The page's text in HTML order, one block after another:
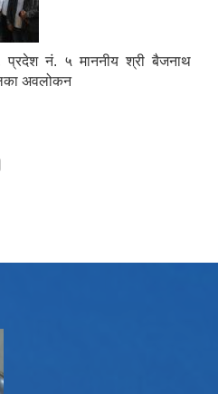
प्रदेश नं. ५ माननीय श्री बैजनाथ
अवलोकन